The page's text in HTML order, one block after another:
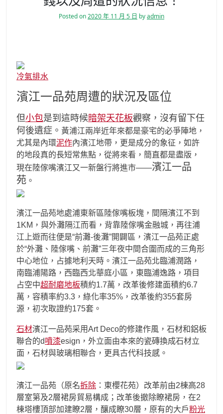
Posted on2020 年 11 月 5 日 byadmin
冷氣排水
濱江一品苑周遭的狀況及區位
但小包是到這時候暗架天花板觀察，沒有留下任
何後遺症。 黃浦江兩岸近年來都是豪宅的必爭陣地，
尤其是內環泥作內濱江地帶，更是成分的象征，如許
的地段真的長短常焦點，從將來看，簡直都是盡版，
現在陸傢嘴濱江又一新盤行將進市——濱江一品
苑 。
濱江一品苑地處浦東新區陸傢嘴板塊，間隔濱江不到
1KM，與外灘隔江而看，背靠陸傢嘴金融城，再往浦
江上遊而往便是“前灘-後灘”開闢區，濱江一品苑正處
於“外灘、陸傢嘴、前灘”三年夜中間合圍而成的三角形
中心地位，占據地利天時。濱江一品苑北臨浦潤路，
南臨浦陽路，西臨西北華庭小區，東臨浦逸路，項目
占空中超耐磨地板積約1.7萬，改革後修建面積約6.7
萬，容積率約3.3，綠化率35%，改革後約355套房
源，初次取證約175套。
石材濱江一品苑采用Art Deco的修建作風，石材和鋁板
聯合的d噴漆esign，外立面由本來的瓷磚換成石材立
面，石材與玻璃相聯合，更具古代科技感。
濱江一品苑（原名拆除 ：東櫻花苑）改革前由2棟高28
層室第及2層裙房貿易構成；改革後撤除瞭裙房，在2
棟塔樓頂部加建瞭2層，釀成瞭30層，原有的大戶粉光